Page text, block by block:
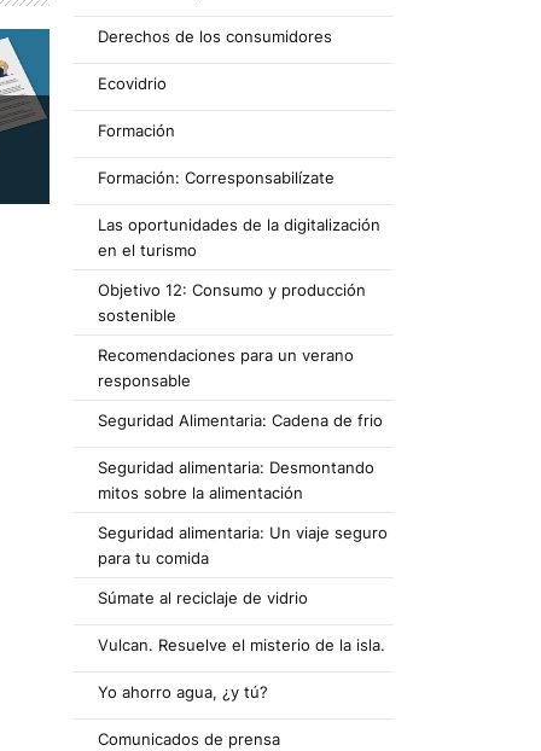
Derechos de los consumidores
Ecovidrio
Formación
Formación: Corresponsabilízate
Las oportunidades de la digitalización
en el turismo
Objetivo 12: Consumo y producción
sostenible
Recomendaciones para un verano
responsable
Seguridad Alimentaria: Cadena de frio
Seguridad alimentaria: Desmontando
mitos sobre la alimentación
Seguridad alimentaria: Un viaje seguro
para tu comida
Súmate al reciclaje de vidrio
Vulcan. Resuelve el misterio de la isla.
Yo ahorro agua, ¿y tú?
Comunicados de prensa